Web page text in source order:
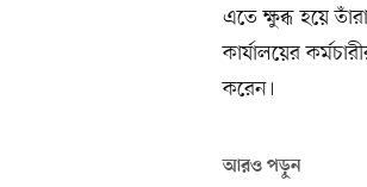
এতে ক্ষুব্ধ হয়ে
কার্যালয়ের
করেন।
আরও পড়ুন